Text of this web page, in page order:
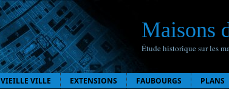
Maisons
Étude historique sur les
VIEILLE VILLE EXTENSIONS FAUBOURGS PLANS